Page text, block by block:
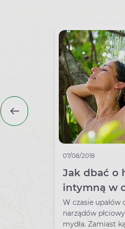
07/08/2018
Jak dbać o
intymną w
W czasie
narządów
mydła. Zamiast